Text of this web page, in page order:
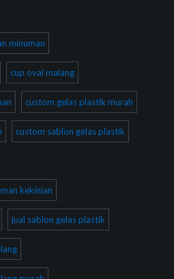
minuman
cup oval malang
custom gelas plastik murah
custom sablon gelas plastik
kekinian
jual sablon gelas plastik